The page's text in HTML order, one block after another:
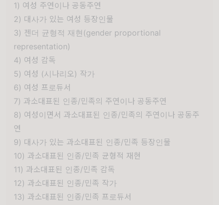
1) 여성 주연이나 공동주연
2) 대사가 있는 여성 등장인물
3) 젠더 균형적 재현(gender proportional
representation)
4) 여성 감독
5) 여성 (시나리오) 작가
6) 여성 프로듀서
7) 과소대표된 인종/민족의 주연이나 공동주연
8) 여성이면서 과소대표된 인종/민족의 주연이나 공동주
연
9) 대사가 있는 과소대표된 인종/민족 등장인물
10) 과소대표된 인종/민족 균형적 재현
11) 과소대표된 인종/민족 감독
12) 과소대표된 인종/민족 작가
13) 과소대표된 인종/민족 프로듀서